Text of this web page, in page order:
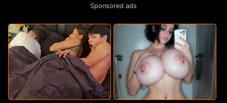
Sponsored ads